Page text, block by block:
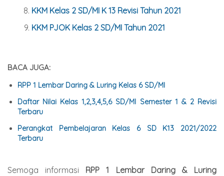
KKM Kelas 2 SD/MI K 13 Revisi Tahun 2021
KKM PJOK Kelas 2 SD/MI Tahun 2021
BACA JUGA:
RPP 1 Lembar Daring & Luring Kelas 6 SD/MI
Daftar Nilai Kelas 1,2,3,4,5,6 SD/MI Semester 1 & 2 Revisi
Terbaru
Perangkat Pembelajaran Kelas 6 SD K13 2021/2022
Terbaru
Semoga informasi RPP 1 Lembar Daring & Luring